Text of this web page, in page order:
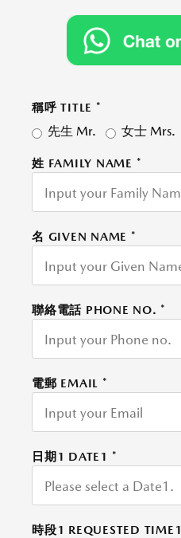
稱呼 TITLE *
先生 Mr. 女士 Mrs.
姓 FAMILY NAME *
名 GIVEN NAME *
聯絡電話 PHONE NO. *
電郵 EMAIL *
日期1 DATE1 *
時段1 REQUESTED TIME1